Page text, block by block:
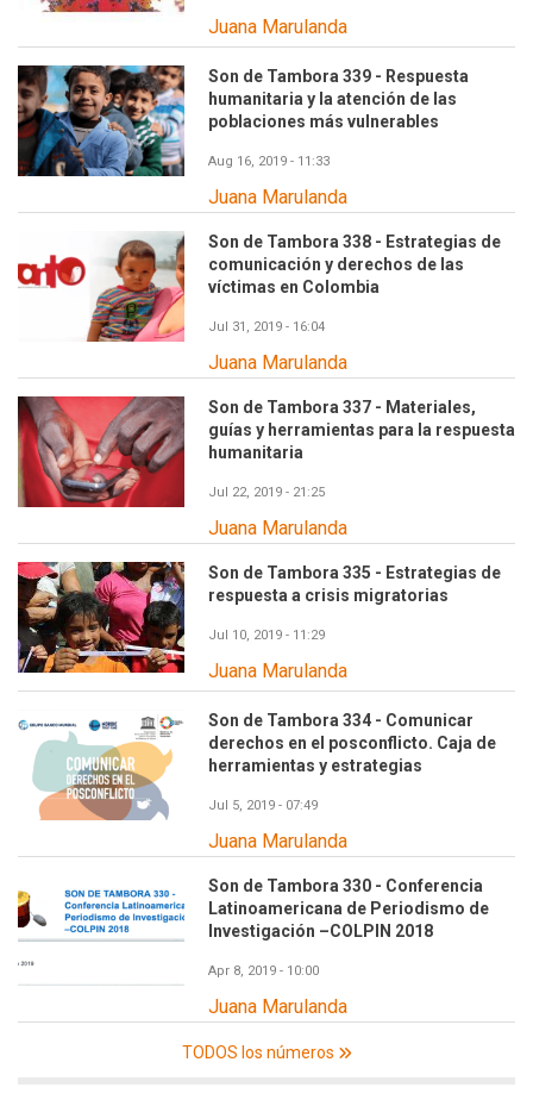
Juana Marulanda
Son de Tambora 339 - Respuesta
humanitaria y la atención de las
poblaciones más vulnerables
Aug 16, 2019 - 11:33
Juana Marulanda
Son de Tambora 338 - Estrategias de
comunicación y derechos de las
víctimas en Colombia
Jul 31, 2019 - 16:04
Juana Marulanda
Son de Tambora 337 - Materiales,
guías y herramientas para la respuesta
humanitaria
Jul 22, 2019 - 21:25
Juana Marulanda
Son de Tambora 335 - Estrategias de
respuesta a crisis migratorias
Jul 10, 2019 - 11:29
Juana Marulanda
Son de Tambora 334 - Comunicar
derechos en el posconflicto. Caja de
herramientas y estrategias
Jul 5, 2019 - 07:49
Juana Marulanda
Son de Tambora 330 - Conferencia
Latinoamericana de Periodismo de
Investigación –COLPIN 2018
Apr 8, 2019 - 10:00
Juana Marulanda
TODOS los números